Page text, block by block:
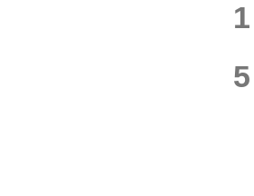
1
5